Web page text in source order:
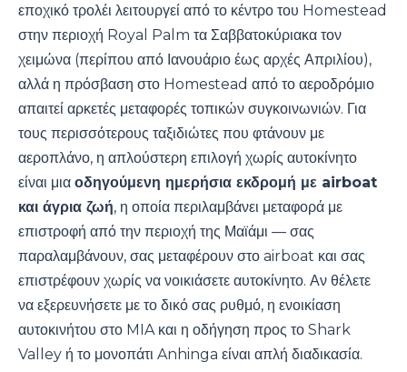
εποχικό τρολέι λειτουργεί από το κέντρο του Homestead
στην περιοχή Royal Palm τα Σαββατοκύριακα τον
χειμώνα (περίπου από Ιανουάριο έως αρχές Απριλίου),
αλλά η πρόσβαση στο Homestead από το αεροδρόμιο
απαιτεί αρκετές μεταφορές τοπικών συγκοινωνιών. Για
τους περισσότερους ταξιδιώτες που φτάνουν με
αεροπλάνο, η απλούστερη επιλογή χωρίς αυτοκίνητο
είναι μια οδηγούμενη ημερήσια εκδρομή με airboat
και άγρια ζωή, η οποία περιλαμβάνει μεταφορά με
επιστροφή από την περιοχή της Μαϊάμι — σας
παραλαμβάνουν, σας μεταφέρουν στο airboat και σας
επιστρέφουν χωρίς να νοικιάσετε αυτοκίνητο. Αν θέλετε
να εξερευνήσετε με το δικό σας ρυθμό, η ενοικίαση
αυτοκινήτου στο MIA και η οδήγηση προς το Shark
Valley ή το μονοπάτι Anhinga είναι απλή διαδικασία.